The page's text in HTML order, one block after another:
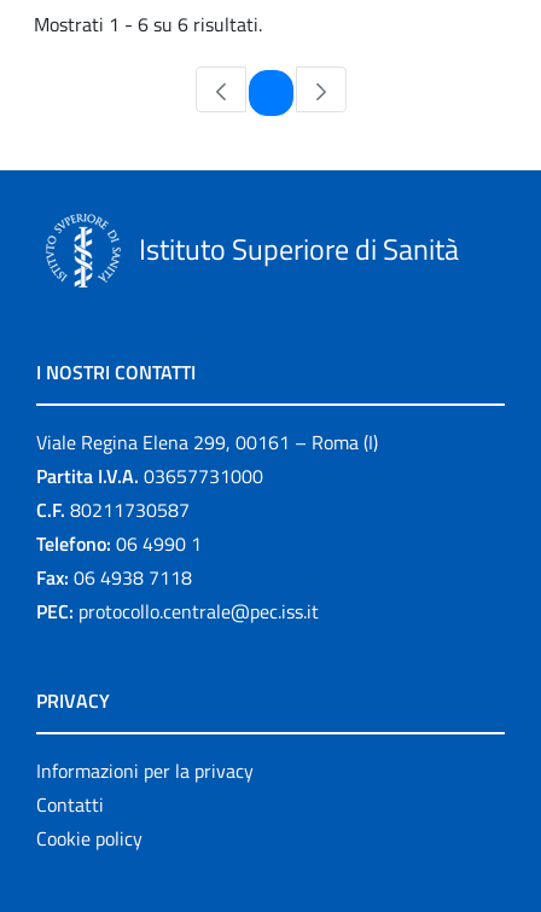
Mostrati 1 - 6 su 6 risultati.
Pagina
Istituto Superiore di Sanità
I NOSTRI CONTATTI
Viale Regina Elena 299, 00161 – Roma (I)
Partita I.V.A. 03657731000
C.F. 80211730587
Telefono: 06 4990 1
Fax: 06 4938 7118
PEC: protocollo.centrale@pec.iss.it
PRIVACY
Informazioni per la privacy
Contatti
Cookie policy